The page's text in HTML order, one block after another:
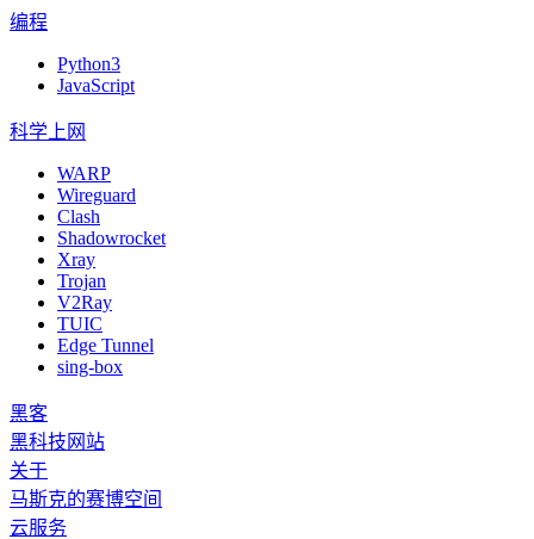
编程
Python3
JavaScript
科学上网
WARP
Wireguard
Clash
Shadowrocket
Xray
Trojan
V2Ray
TUIC
Edge Tunnel
sing-box
黑客
黑科技网站
关于
马斯克的赛博空间
云服务